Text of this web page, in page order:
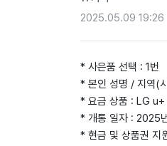
2025.05.09 19:26
* 사은품 선택 : 1번
* 본인 성명 / 지역(
* 요금 상품 : LG
* 개통 일자 : 2025
* 현금 및 상품권 지